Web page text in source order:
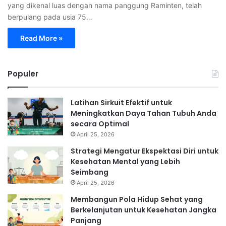
yang dikenal luas dengan nama panggung Raminten, telah
berpulang pada usia 75…
Read More »
Populer
Latihan Sirkuit Efektif untuk
Meningkatkan Daya Tahan Tubuh Anda
secara Optimal
April 25, 2026
Strategi Mengatur Ekspektasi Diri untuk
Kesehatan Mental yang Lebih
Seimbang
April 25, 2026
Membangun Pola Hidup Sehat yang
Berkelanjutan untuk Kesehatan Jangka
Panjang